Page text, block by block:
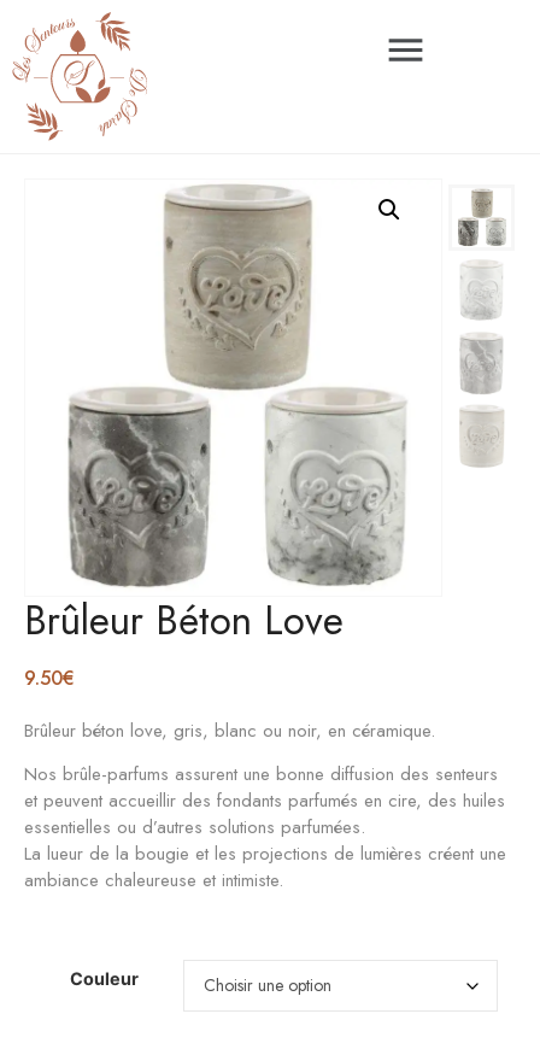
Brûleur Béton Love
9.50€
Brûleur béton love, gris, blanc ou noir, en céramique.
Nos brûle-parfums assurent une bonne diffusion des senteurs
et peuvent accueillir des fondants parfumés en cire, des huiles
essentielles ou d’autres solutions parfumées.
La lueur de la bougie et les projections de lumières créent une
ambiance chaleureuse et intimiste.
Couleur